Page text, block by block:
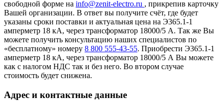
свободной форме на info@zenit-electro.ru , прикрепив карточку
Вашей организации. В ответ вы получите счёт, где будет
указаны сроки поставки и актуальная цена на Э365.1-1
амперметр 18 кА, через трансформатор 18000/5 А. Так же Вы
можете получить консультацию наших специалистов по
«бесплатному» номеру 8 800 555-43-55. Приобрести Э365.1-1
амперметр 18 кА, через трансформатор 18000/5 А Вы можете
как с налогом НДС так и без него. Во втором случае
стоимость будет снижена.
Адрес и контактные данные